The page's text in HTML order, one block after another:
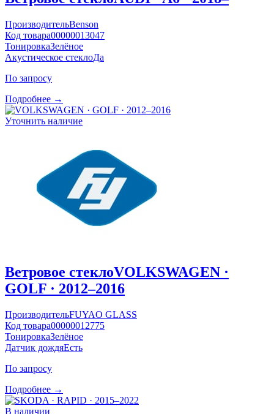
ПроизводительBenson
Код товара00000013047
ТонировкаЗелёное
Акустическое стеклоДа
По запросу
Подробнее →
Уточнить наличие
Ветровое стеклоVOLKSWAGEN ·
GOLF · 2012–2016
ПроизводительFUYAO GLASS
Код товара00000012775
ТонировкаЗелёное
Датчик дождяЕсть
По запросу
Подробнее →
В наличии